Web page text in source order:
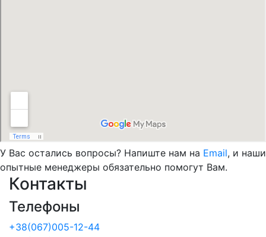
У Вас остались вопросы? Напиште нам на Email, и наши
опытные менеджеры обязательно помогут Вам.
Контакты
Телефоны
+38(067)005-12-44